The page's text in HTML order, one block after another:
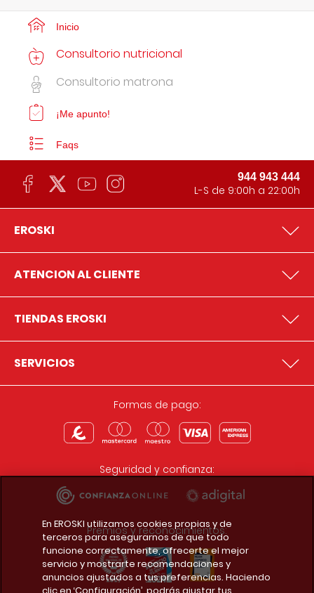
Inicio
Consultorio nutricional
Consultorio matrona
¡Me apunto!
Faqs
944 943 444
L-S de 9:00h a 22:00h
EROSKI
ATENCION AL CLIENTE
TIENDAS EROSKI
SERVICIOS
Formas de pago:
Seguridad y confianza:
Premios y reconocimientos:
En EROSKI utilizamos cookies propias y de
terceros para asegurarnos de que todo
funcione correctamente, ofrecerte el mejor
servicio y mostrarte recomendaciones y
anuncios ajustados a tus preferencias. Haciendo
clic en ‘Configuración’, podrás ajustar tus